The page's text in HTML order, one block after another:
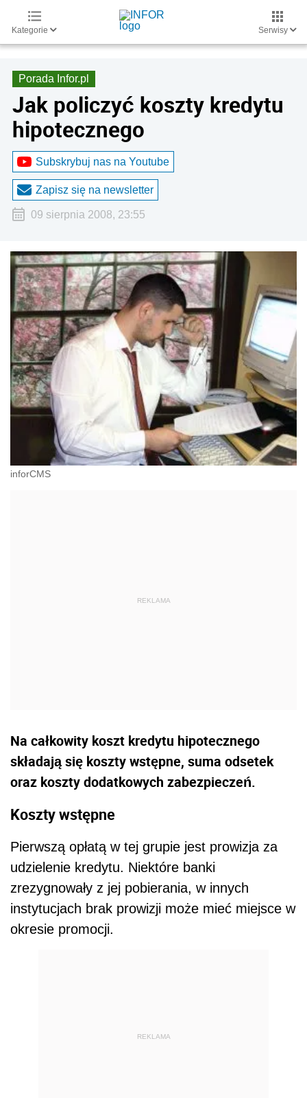
Kategorie Serwisy
Porada Infor.pl
Jak policzyć koszty kredytu
hipotecznego
Subskrybuj nas na Youtube
Zapisz się na newsletter
09 sierpnia 2008, 23:55
inforCMS
Na całkowity koszt kredytu hipotecznego
składają się koszty wstępne, suma odsetek
oraz koszty dodatkowych zabezpieczeń.
Koszty wstępne
Pierwszą opłatą w tej grupie jest prowizja za
udzielenie kredytu. Niektóre banki
zrezygnowały z jej pobierania, w innych
instytucjach brak prowizji może mieć miejsce w
okresie promocji.
REKLAMA